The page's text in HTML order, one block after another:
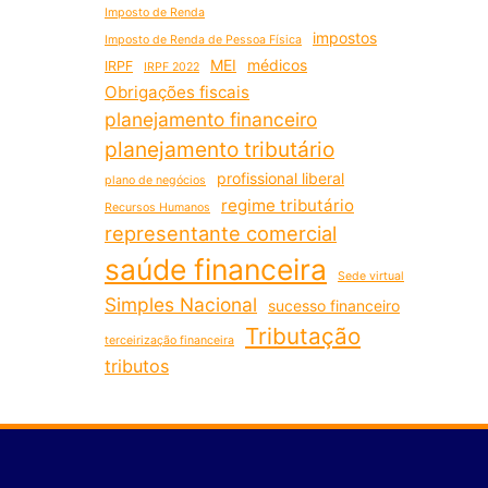
Imposto de Renda
Imposto de Renda de Pessoa Física
impostos
IRPF IRPF 2022 MEI médicos
Obrigações fiscais
planejamento financeiro
planejamento tributário
plano de negócios profissional liberal
Recursos Humanos regime tributário
representante comercial
saúde financeira Sede virtual
Simples Nacional sucesso financeiro
terceirização financeira Tributação
tributos